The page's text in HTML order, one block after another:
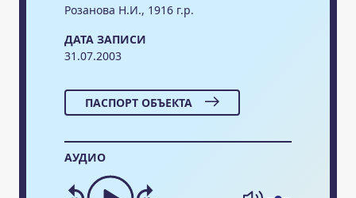
Розанова Н.И., 1916 г.р.
ДАТА ЗАПИСИ
31.07.2003
ПАСПОРТ ОБЪЕКТА
АУДИО